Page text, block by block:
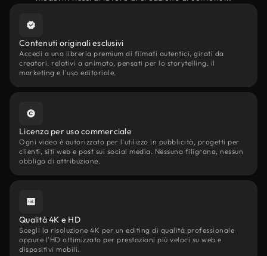
Contenuti originali esclusivi
Accedi a una libreria premium di filmati autentici, girati da
creatori, relativi a animato, pensati per lo storytelling, il
marketing e l'uso editoriale.
Licenza per uso commerciale
Ogni video è autorizzato per l'utilizzo in pubblicità, progetti per
clienti, siti web e post sui social media. Nessuna filigrana, nessun
obbligo di attribuzione.
Qualità 4K e HD
Scegli la risoluzione 4K per un editing di qualità professionale
oppure l'HD ottimizzato per prestazioni più veloci su web e
dispositivi mobili.